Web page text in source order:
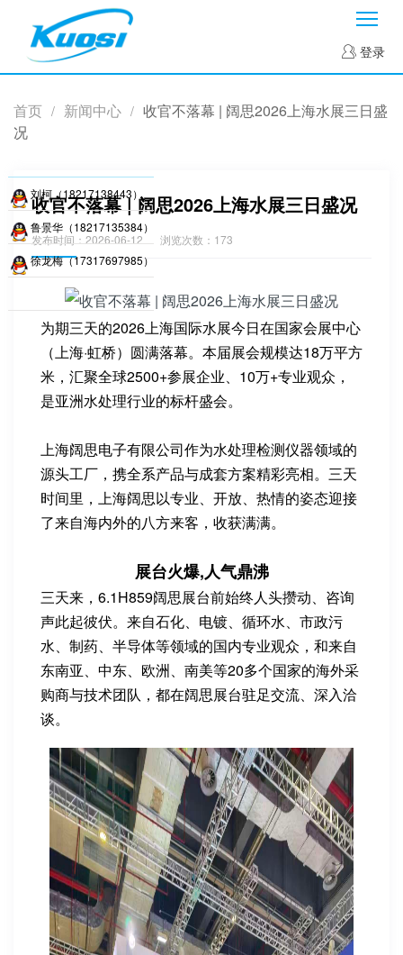
登录
首页 / 新闻中心 / 收官不落幕 | 阔思2026上海水展三日盛
况
收官不落幕 | 阔思2026上海水展三日盛况
发布时间：2026-06-12 浏览次数：173
为期三天的2026上海国际水展今日在国家会展中心
（上海·虹桥）圆满落幕。本届展会规模达18万平方
米，汇聚全球2500+参展企业、10万+专业观众，
是亚洲水处理行业的标杆盛会。
上海阔思电子有限公司作为水处理检测仪器领域的
源头工厂，携全系产品与成套方案精彩亮相。三天
时间里，上海阔思以专业、开放、热情的姿态迎接
了来自海内外的八方来客，收获满满。
展台火爆,人气鼎沸
三天来，6.1H859阔思展台前始终人头攒动、咨询
声此起彼伏。来自石化、电镀、循环水、市政污
水、制药、半导体等领域的国内专业观众，和来自
东南亚、中东、欧洲、南美等20多个国家的海外采
购商与技术团队，都在阔思展台驻足交流、深入洽
谈。
刘柯（18217138443）
鲁景华（18217135384）
徐龙梅（17317697985）